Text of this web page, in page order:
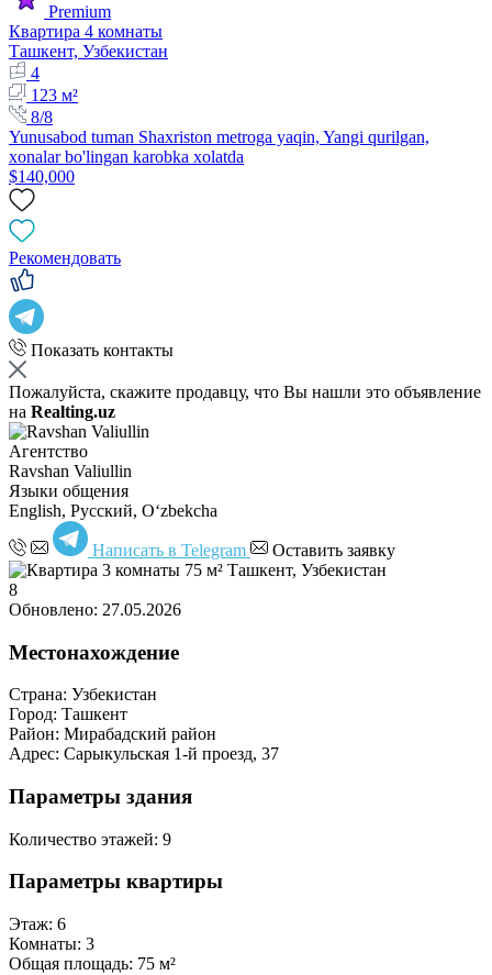
Premium
Квартира 4 комнаты
Ташкент, Узбекистан
4
123 м²
8/8
Yunusabod tuman Shaxriston metroga yaqin, Yangi qurilgan,
xonalar bo'lingan karobka xolatda
$140,000
Рекомендовать
Показать контакты
Пожалуйста, скажите продавцу, что Вы нашли это объявление
на Realting.uz
Агентство
Ravshan Valiullin
Языки общения
English, Русский, Oʻzbekcha
Написать в Telegram Оставить заявку
8
Обновлено: 27.05.2026
Местонахождение
Страна: Узбекистан
Город: Ташкент
Район: Мирабадский район
Адрес: Сарыкульская 1-й проезд, 37
Параметры здания
Количество этажей: 9
Параметры квартиры
Этаж: 6
Комнаты: 3
Общая площадь: 75 м²